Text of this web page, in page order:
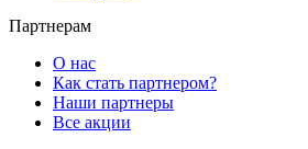
Партнерам
О нас
Как стать партнером?
Наши партнеры
Все акции